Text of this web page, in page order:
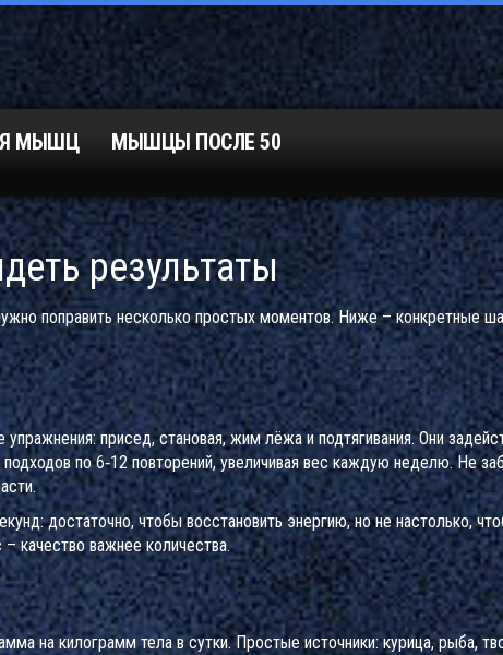
МЫШЦ МЫШЦЫ ПОСЛЕ 50
результаты
поправить несколько простых моментов. Ниже – конкретные
присед, становая, жим лёжа и подтягивания. Они
по 6‑12 повторений, увеличивая вес каждую неделю. Не
достаточно, чтобы восстановить энергию, но не настолько,
качество важнее количества.
на килограмм тела в сутки. Простые источники: курица, рыба,